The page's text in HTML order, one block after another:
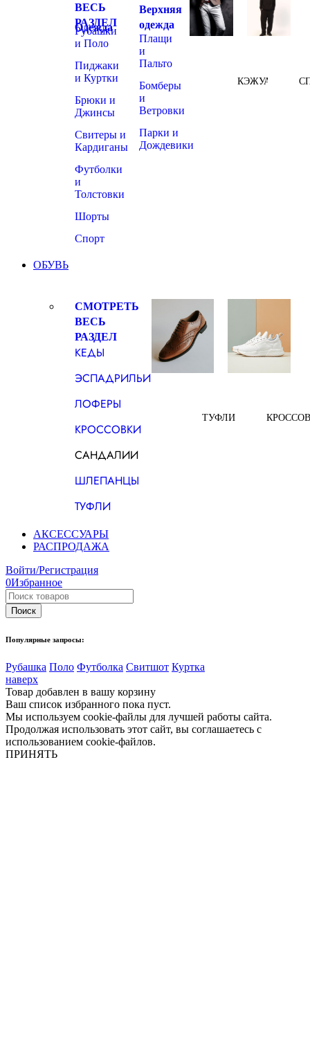
ВЕСЬ
РАЗДЕЛ
Одежда
Рубашки
и Поло
Пиджаки
и Куртки
Брюки и
Джинсы
Свитеры и
Кардиганы
Футболки
и
Толстовки
Шорты
Спорт
Верхняя
одежда
Плащи
и
Пальто
Бомберы
и
Ветровки
Парки и
Дождевики
КЭЖУАЛ
ОБУВЬ
СМОТРЕТЬ
ВЕСЬ
РАЗДЕЛ
КЕДЫ
ЭСПАДРИЛЬИ
ЛОФЕРЫ
КРОССОВКИ
САНДАЛИИ
ШЛЕПАНЦЫ
ТУФЛИ
ТУФЛИ
АКСЕССУАРЫ
РАСПРОДАЖА
Войти/Регистрация
0Избранное
Популярные запросы:
Рубашка Поло Футболка Свитшот Куртка
наверх
Товар добавлен в вашу корзину
Ваш список избранного пока пуст.
Мы используем cookie-файлы для лучшей работы сайта.
Продолжая использовать этот сайт, вы соглашаетесь с
использованием cookie-файлов.
ПРИНЯТЬ